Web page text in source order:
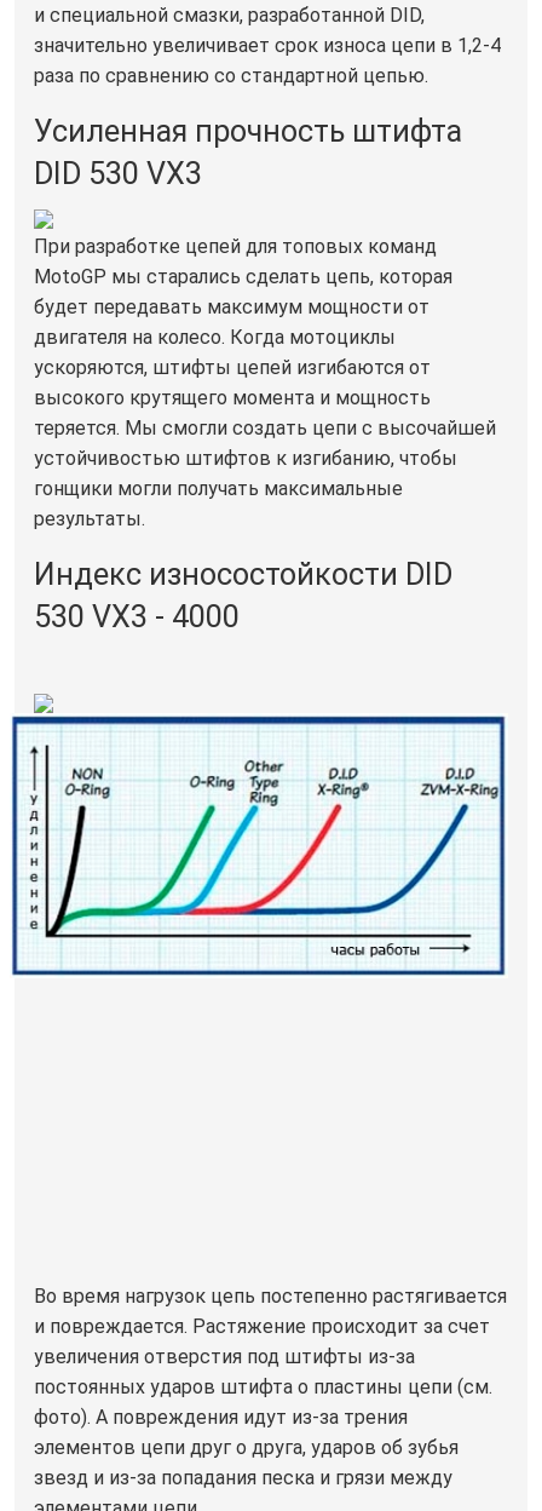
и специальной смазки, разработанной DID,
значительно увеличивает срок износа цепи в 1,2-4
раза по сравнению со стандартной цепью.
Усиленная прочность штифта
DID 530 VX3
При разработке цепей для топовых команд
MotoGP мы старались сделать цепь, которая
будет передавать максимум мощности от
двигателя на колесо. Когда мотоциклы
ускоряются, штифты цепей изгибаются от
высокого крутящего момента и мощность
теряется. Мы смогли создать цепи с высочайшей
устойчивостью штифтов к изгибанию, чтобы
гонщики могли получать максимальные
результаты.
Индекс износостойкости DID
530 VX3 - 4000
Во время нагрузок цепь постепенно растягивается
и повреждается. Растяжение происходит за счет
увеличения отверстия под штифты из-за
постоянных ударов штифта о пластины цепи (см.
фото). А повреждения идут из-за трения
элементов цепи друг о друга, ударов об зубья
звезд и из-за попадания песка и грязи между